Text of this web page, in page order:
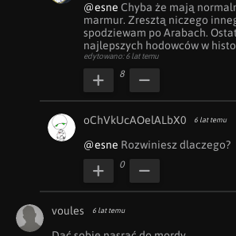
@esne Chyba że mają
marmur. Zresztą niczego
spodziewam po Arabach.
najlepszych hodowców w
edytowano: 6 lat temu
8
oChVkUcAOelALbX0 6 lat temu
@esne Rozwiniesz dlaczego?
0
voules 6 lat temu